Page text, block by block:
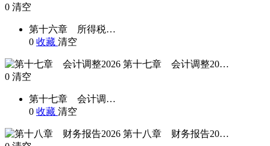
0 清空
第十六章 所得税…
0 收藏 清空
第十七章 会计调整20…
0 清空
第十七章 会计调…
0 收藏 清空
第十八章 财务报告20…